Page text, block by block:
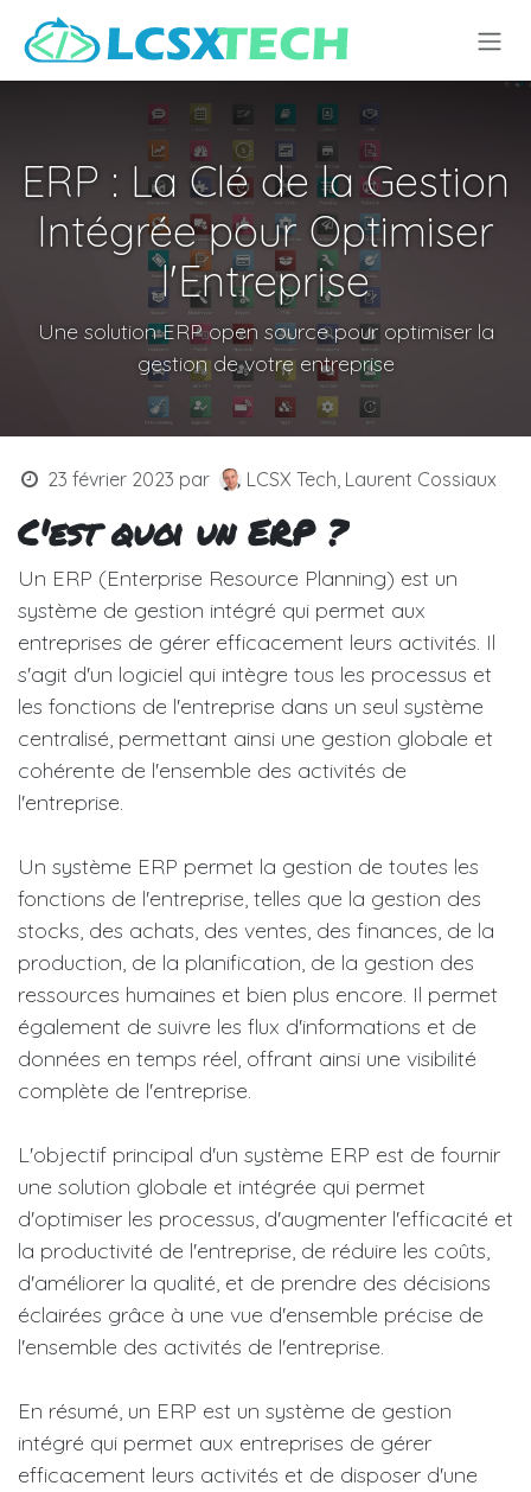
Se rendre au contenu
ERP : La Clé de la Gestion
Intégrée pour Optimiser
l'Entreprise
Une solution ERP open source pour optimiser la
gestion de votre entreprise
23 février 2023 par LCSX Tech, Laurent Cossiaux
C'est quoi un ERP ?
Un ERP (Enterprise Resource Planning) est un
système de gestion intégré qui permet aux
entreprises de gérer efficacement leurs activités. Il
s'agit d'un logiciel qui intègre tous les processus et
les fonctions de l'entreprise dans un seul système
centralisé, permettant ainsi une gestion globale et
cohérente de l'ensemble des activités de
l'entreprise.
Un système ERP permet la gestion de toutes les
fonctions de l'entreprise, telles que la gestion des
stocks, des achats, des ventes, des finances, de la
production, de la planification, de la gestion des
ressources humaines et bien plus encore. Il permet
également de suivre les flux d'informations et de
données en temps réel, offrant ainsi une visibilité
complète de l'entreprise.
L'objectif principal d'un système ERP est de fournir
une solution globale et intégrée qui permet
d'optimiser les processus, d'augmenter l'efficacité et
la productivité de l'entreprise, de réduire les coûts,
d'améliorer la qualité, et de prendre des décisions
éclairées grâce à une vue d'ensemble précise de
l'ensemble des activités de l'entreprise.
En résumé, un ERP est un système de gestion
intégré qui permet aux entreprises de gérer
efficacement leurs activités et de disposer d'une